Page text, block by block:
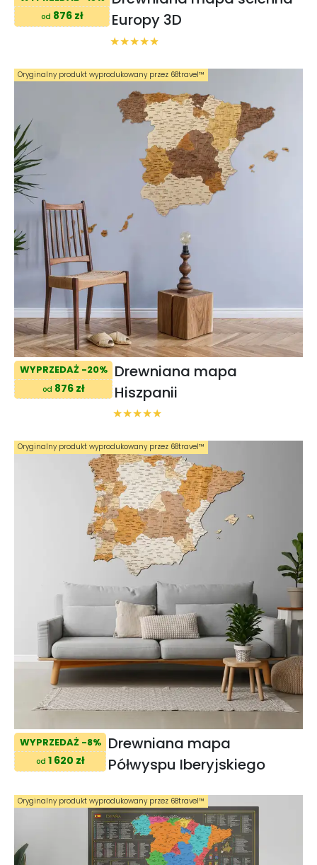
od 876 zł
Europy 3D
WYPRZEDAŻ -20%
od 876 zł
Drewniana mapa
Hiszpanii
Oryginalny produkt wyprodukowany przez 68travel™️
WYPRZEDAŻ -8%
od 1 620 zł
Drewniana mapa
Półwyspu Iberyjskiego
Oryginalny produkt wyprodukowany przez 68travel™️
Oryginalny produkt wyprodukowany przez 68travel™️